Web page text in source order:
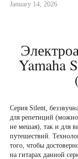
January 14, 2026
Yamaha
Серия Silent,
для репетиций
не мешая), так и для
путешествий.
того, чтобы
на гитарах данной